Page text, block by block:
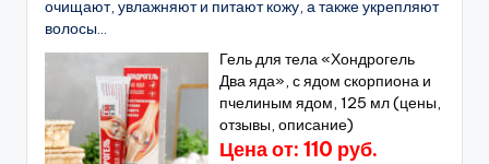
очищают, увлажняют и питают кожу, а также укрепляют
волосы...
Гель для тела «Хондрогель
Два яда», с ядом скорпиона и
пчелиным ядом, 125 мл (цены,
отзывы, описание)
Цена от: 110 руб.